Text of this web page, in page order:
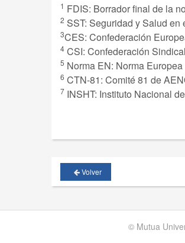
1 FDIS: Borrador final de la
2 SST: Seguridad y Salud en
3CES: Confederación
4 CSI: Confederación
5 Norma EN: Norma Europea
6 CTN-81: Comité 81 de
7 INSHT: Instituto Nacional
Volver
© Mutua